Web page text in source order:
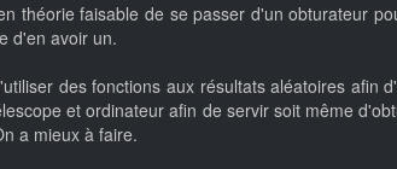
théorie faisable de se passer d'un obturateur
d'en avoir un.
des fonctions aux résultats aléatoires
et ordinateur afin de servir soit même
a mieux à faire.